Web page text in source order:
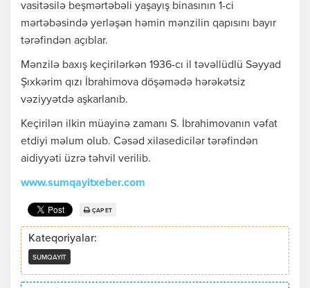
vasitəsilə beşmərtəbəli yaşayış binasının 1-ci
mərtəbəsində yerləşən həmin mənzilin qapısını bayır
tərəfindən açıblar.
Mənzilə baxış keçirilərkən 1936-cı il təvəllüdlü Səyyad
Şıxkərim qızı İbrahimova döşəmədə hərəkətsiz
vəziyyətdə aşkarlanıb.
Keçirilən ilkin müayinə zamanı S. İbrahimovanın vəfat
etdiyi məlum olub. Cəsəd xilasedicilər tərəfindən
aidiyyəti üzrə təhvil verilib.
www.sumqayitxeber.com
ÇAP ET
Kateqoriyalar:
SUMQAYIT